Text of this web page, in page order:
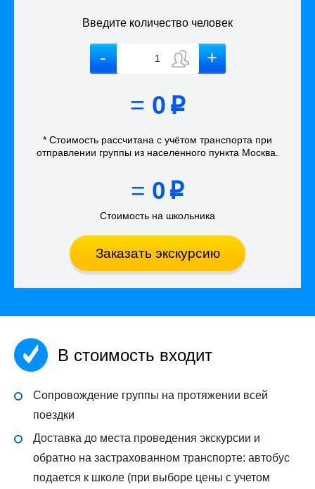
Введите количество человек
= 0 p
* Стоимость рассчитана с учётом транспорта при
отправлении группы из населенного пункта Москва
= 0 p
Стоимость на школьника
Заказать экскурсию
В стоимость входит
Сопровождение группы на протяжении всей
поездки
Доставка до места проведения экскурсии и
обратно на застрахованном транспорте: автобус
подается к школе (при выборе цены с учетом